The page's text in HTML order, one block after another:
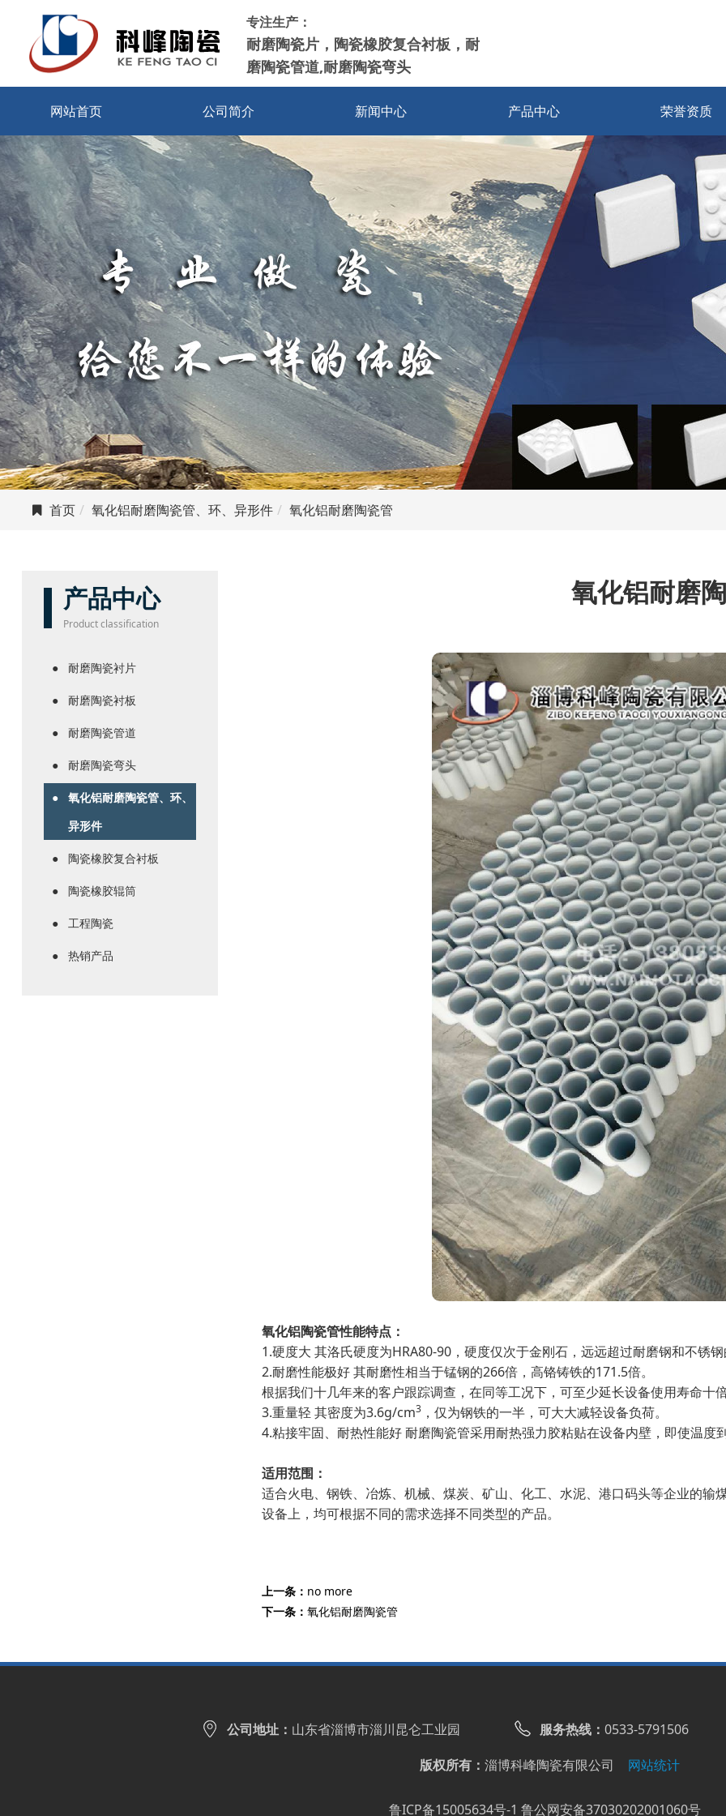
专注生产：
耐磨陶瓷片，陶瓷橡胶复合衬板，耐
磨陶瓷管道,耐磨陶瓷弯头
网站首页 公司简介 新闻中心 产品中心
耐磨陶瓷衬片
耐磨陶瓷衬板
耐磨陶瓷管道
耐磨陶瓷弯头
氧化铝耐磨陶瓷
管、环、异形件
陶瓷橡胶复合衬板
荣誉资质
首页 氧化铝耐磨陶瓷管、环、异形件 氧化铝耐磨陶瓷管
产品中心
Product classification
耐磨陶瓷衬片
耐磨陶瓷衬板
耐磨陶瓷管道
耐磨陶瓷弯头
氧化铝耐磨陶瓷管、环、
异形件
陶瓷橡胶复合衬板
陶瓷橡胶辊筒
工程陶瓷
热销产品
氧化铝耐磨
氧化铝陶瓷管性能特点：
1.硬度大 其洛氏硬度为HRA80-90，硬度仅次于金刚石，远远超过耐磨钢和不锈
2.耐磨性能极好 其耐磨性相当于锰钢的266倍，高铬铸铁的171.5倍。
根据我们十几年来的客户跟踪调查，在同等工况下，可至少延长设备使用寿命十
3.重量轻 其密度为3.6g/cm3，仅为钢铁的一半，可大大减轻设备负荷。
4.粘接牢固、耐热性能好 耐磨陶瓷管采用耐热强力胶粘贴在设备内壁，即使温度
适用范围：
适合火电、钢铁、冶炼、机械、煤炭、矿山、化工、水泥、港口码头等企业的
设备上，均可根据不同的需求选择不同类型的产品。
上一条： no more
下一条： 氧化铝耐磨陶瓷管
公司地址： 山东省淄博市淄川昆仑工业园 服务热线： 0533-5791506
版权所有： 淄博科峰陶瓷有限公司 网站统计
鲁ICP备15005634号-1 鲁公网安备37030202001060号